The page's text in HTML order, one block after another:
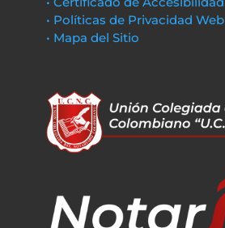
• Políticas de Privacidad Web
• Mapa del Sitio